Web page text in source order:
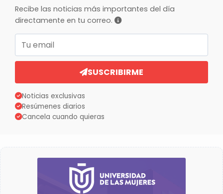
Recibe las noticias más importantes del día
directamente en tu correo.
Correo electrónico
SUSCRIBIRME
Noticias exclusivas
Resúmenes diarios
Cancela cuando quieras